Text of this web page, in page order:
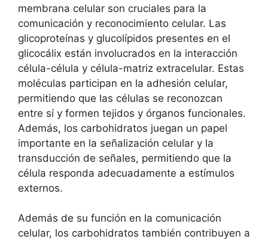
membrana celular‌ son cruciales⁣ para la
comunicación y reconocimiento celular. Las
glicoproteínas​ y glucolípidos presentes en el
glicocálix ​están involucrados ⁢en ‍la⁢ interacción
célula-célula y célula-matriz⁢ extracelular. ‍Estas
moléculas​ participan en la‍ adhesión celular,
permitiendo que las células se reconozcan
entre‌ sí y formen tejidos y órganos funcionales.
Además, los carbohidratos​ juegan ‍un papel
importante en ‍la señalización celular ​y ⁣la
transducción de señales, permitiendo que la
célula responda adecuadamente ⁢a​ estímulos‍
externos.
Además de su función en la comunicación
celular, los ⁣carbohidratos también ‌contribuyen a‌